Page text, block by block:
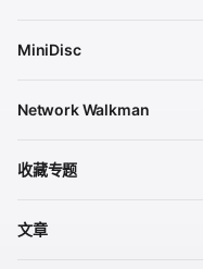
MiniDisc
Network Walkman
收藏专题
文章